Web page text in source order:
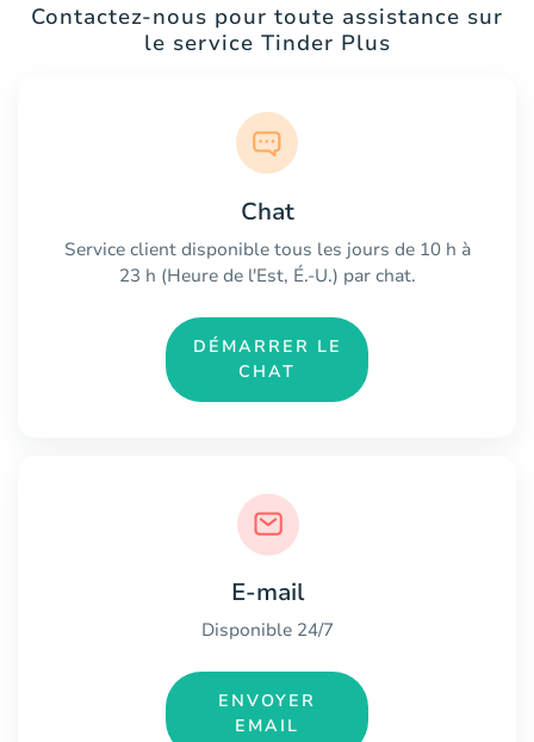
Contactez-nous pour toute assistance sur
le service Tinder Plus
Chat
Service client disponible tous les jours de 10 h à
23 h (Heure de l'Est, É.-U.) par chat.
DÉMARRER LE
CHAT
E-mail
Disponible 24/7
ENVOYER
EMAIL